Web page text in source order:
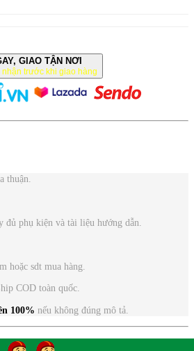
GIAO TẬN NƠI
trước khi giao hàng
thuận.
đủ phụ kiện và tài liệu hướng dẫn.
hoặc sdt mua hàng.
COD toàn quốc.
100% nếu không đúng mô tả.